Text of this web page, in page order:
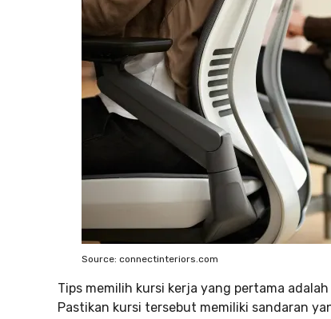
Source: connectinteriors.com
Tips memilih kursi kerja yang pertama
Pastikan kursi tersebut memiliki sandaran